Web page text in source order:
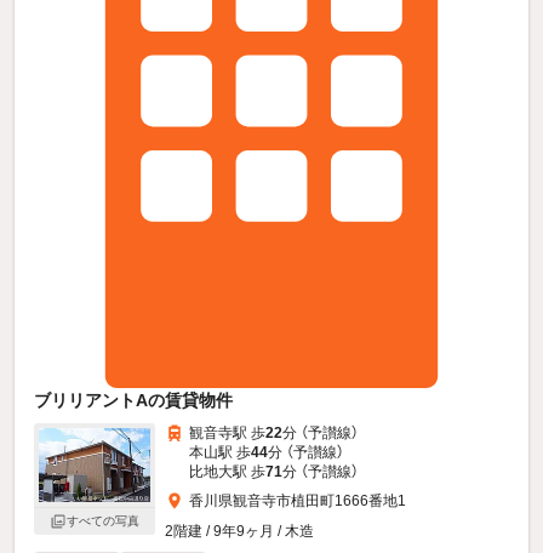
ブリリアントAの賃貸物件
すべての写真
観音寺駅 歩22分 （予讃線）
本山駅 歩44分 （予讃線）
比地大駅 歩71分 （予讃線）
香川県観音寺市植田町1666番地1
2階建 / 9年9ヶ月 / 木造